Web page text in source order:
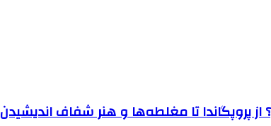
پروپگاندا تا مغلطه‌ها و هنر شفاف اندیشیدن